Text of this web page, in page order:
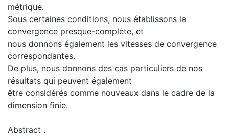
métrique.
Sous certaines conditions, nous établissons la
convergence presque-complète, et
nous donnons également les vitesses de convergence
correspondantes.
De plus, nous donnons des cas particuliers de nos
résultats qui peuvent également
être considérés comme nouveaux dans le cadre de la
dimension finie.
Abstract .